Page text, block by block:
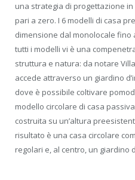
una strategia di progettazione
pari a zero. I 6 modelli di casa
dimensione dal monolocale fino
tutti i modelli vi è una
struttura e natura: da notare
accede attraverso un giardino
dove è possibile coltivare
modello circolare di casa
costruita su un’altura
risultato è una casa circolare
regolari e, al centro, un giardino